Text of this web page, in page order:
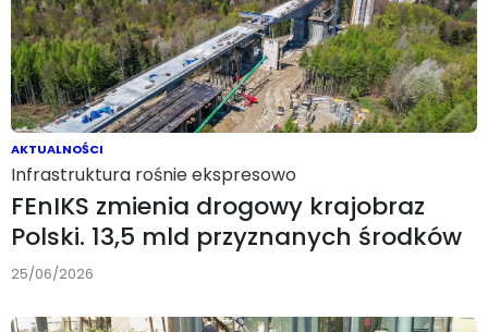
AKTUALNOŚCI
Infrastruktura rośnie ekspresowo
FEnIKS zmienia drogowy krajobraz
Polski. 13,5 mld przyznanych środków
25/06/2026